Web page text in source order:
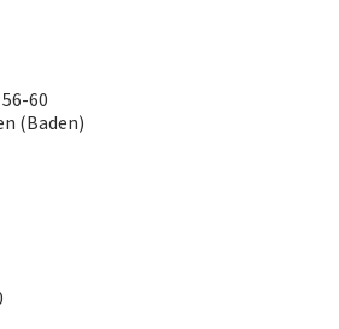
60
(Baden)